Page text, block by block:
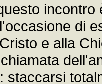
di
e alla
staccarsi